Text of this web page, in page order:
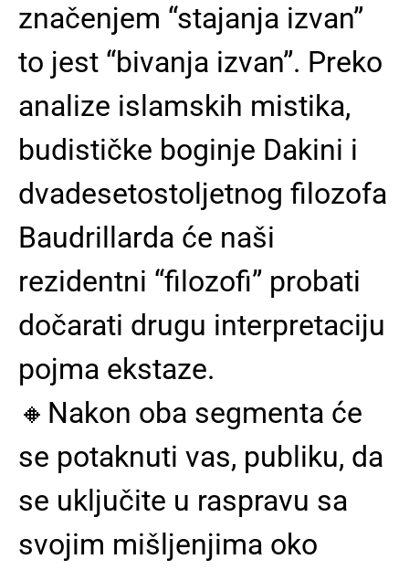
značenjem “stajanja izvan”
to jest “bivanja izvan”. Preko
analize islamskih mistika,
budističke boginje Dakini i
dvadesetostoljetnog filozofa
Baudrillarda će naši
rezidentni “filozofi” probati
dočarati drugu interpretaciju
pojma ekstaze.
🔸️Nakon oba segmenta će
se potaknuti vas, publiku, da
se uključite u raspravu sa
svojim mišljenjima oko